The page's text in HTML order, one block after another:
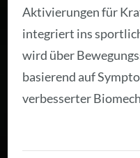
Aktivierungen für
integriert ins
wird über
basierend auf
verbesserter